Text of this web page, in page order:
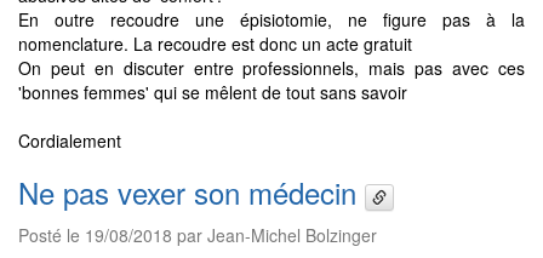
En outre recoudre une épisiotomie, ne figure pas à la
nomenclature. La recoudre est donc un acte gratuit
On peut en discuter entre professionnels, mais pas avec ces
'bonnes femmes' qui se mêlent de tout sans savoir
Cordialement
Ne pas vexer son médecin
Posté le 19/08/2018 par Jean-Michel Bolzinger